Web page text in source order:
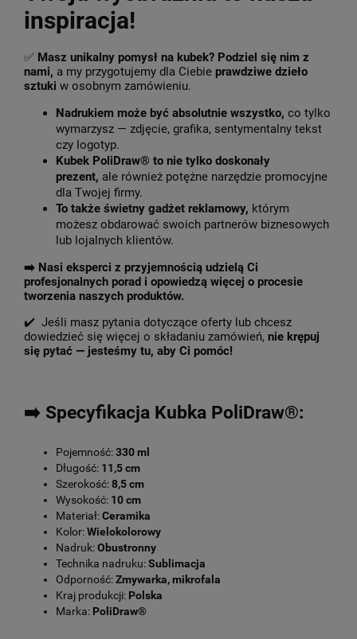
inspiracja!
✅ Masz unikalny pomysł na kubek? Podziel się nim z
nami, a my przygotujemy dla Ciebie prawdziwe dzieło
sztuki w osobnym zamówieniu.
Nadrukiem może być absolutnie wszystko, co tylko
wymarzysz — zdjęcie, grafika, sentymentalny tekst
czy logotyp.
Kubek PoliDraw® to nie tylko doskonały
prezent, ale również potężne narzędzie promocyjne
dla Twojej firmy.
To także świetny gadżet reklamowy, którym
możesz obdarować swoich partnerów biznesowych
lub lojalnych klientów.
➡️ Nasi eksperci z przyjemnością udzielą Ci
profesjonalnych porad i opowiedzą więcej o procesie
tworzenia naszych produktów.
✔️ Jeśli masz pytania dotyczące oferty lub chcesz
dowiedzieć się więcej o składaniu zamówień, nie krępuj
się pytać — jesteśmy tu, aby Ci pomóc!
➡️ Specyfikacja Kubka PoliDraw®:
Pojemność:330 ml
Długość: 11,5 cm
Szerokość:8,5 cm
Wysokość: 10 cm
Materiał:Ceramika
Kolor:Wielokolorowy
Nadruk:Obustronny
Technika nadruku:Sublimacja
Odporność:Zmywarka, mikrofala
Kraj produkcji: Polska
Marka: PoliDraw®